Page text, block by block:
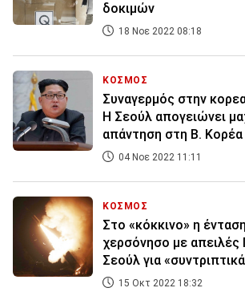
δοκιμών
18 Νοε 2022 08:18
ΚΟΣΜΟΣ
Συναγερμός στην
Η Σεούλ απογειώνει
απάντηση στη Β. Κορέα
04 Νοε 2022 11:11
ΚΟΣΜΟΣ
Στο «κόκκινο» η
χερσόνησο με απειλές
Σεούλ για
15 Οκτ 2022 18:32